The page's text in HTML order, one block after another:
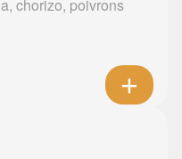
chorizo, poivrons